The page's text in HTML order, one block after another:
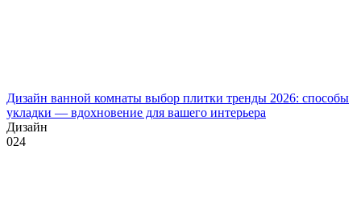
Дизайн ванной комнаты выбор плитки тренды 2026: способы
укладки — вдохновение для вашего интерьера
Дизайн
024